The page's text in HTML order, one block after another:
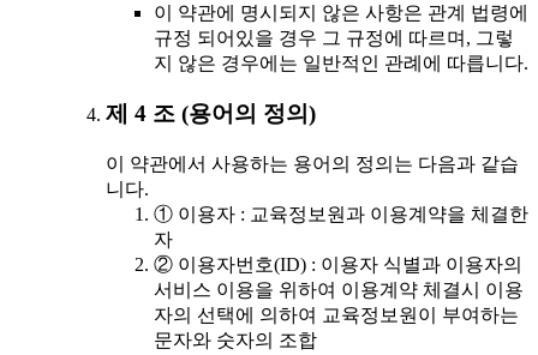
이 약관에 명시되지 않은 사항은 관계 법령에
규정 되어있을 경우 그 규정에 따르며, 그렇
지 않은 경우에는 일반적인 관례에 따릅니다.
제 4 조 (용어의 정의)
이 약관에서 사용하는 용어의 정의는 다음과 같습
니다.
① 이용자 : 교육정보원과 이용계약을 체결한
자
② 이용자번호(ID) : 이용자 식별과 이용자의
서비스 이용을 위하여 이용계약 체결시 이용
자의 선택에 의하여 교육정보원이 부여하는
문자와 숫자의 조합